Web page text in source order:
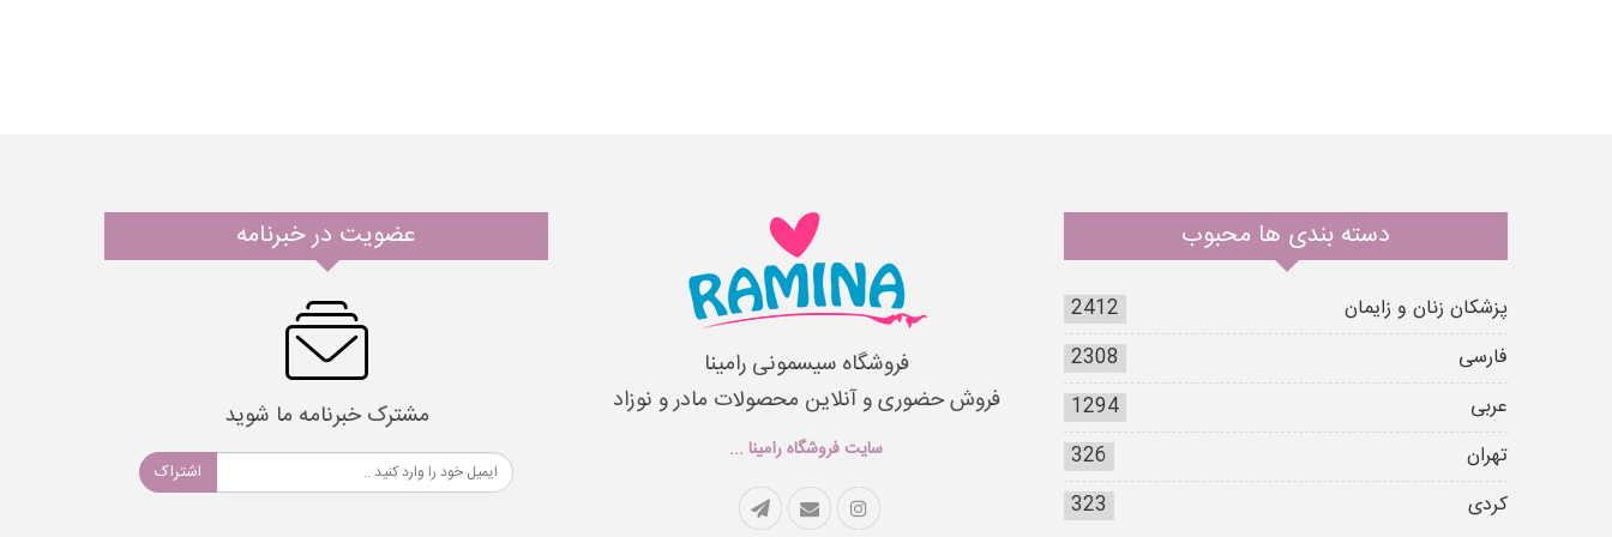
دسته بندی ها محبوب
پزشکان زنان و زایمان
2412
فارسی
2308
عربی
1294
تهران
326
کردی
323
فروشگاه سیسمونی رامینا
فروش حضوری و آنلاین محصولات مادر و نوزاد
سایت فروشگاه رامینا ...
عضویت در خبرنامه
مشترک خبرنامه ما شوید
اشتراک